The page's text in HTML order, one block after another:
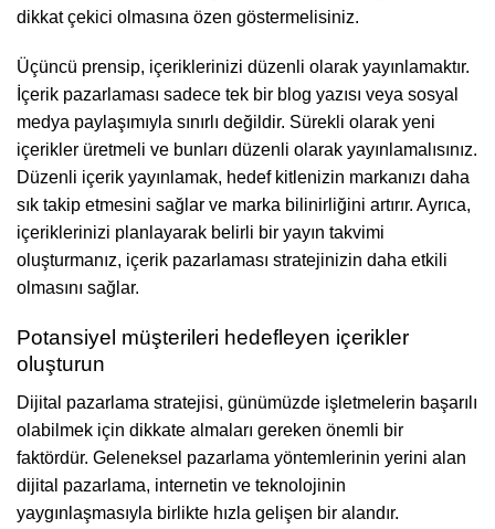
dikkat çekici olmasına özen göstermelisiniz.
Üçüncü prensip, içeriklerinizi düzenli olarak yayınlamaktır.
İçerik pazarlaması sadece tek bir blog yazısı veya sosyal
medya paylaşımıyla sınırlı değildir. Sürekli olarak yeni
içerikler üretmeli ve bunları düzenli olarak yayınlamalısınız.
Düzenli içerik yayınlamak, hedef kitlenizin markanızı daha
sık takip etmesini sağlar ve marka bilinirliğini artırır. Ayrıca,
içeriklerinizi planlayarak belirli bir yayın takvimi
oluşturmanız, içerik pazarlaması stratejinizin daha etkili
olmasını sağlar.
Potansiyel müşterileri hedefleyen içerikler
oluşturun
Dijital pazarlama stratejisi, günümüzde işletmelerin başarılı
olabilmek için dikkate almaları gereken önemli bir
faktördür. Geleneksel pazarlama yöntemlerinin yerini alan
dijital pazarlama, internetin ve teknolojinin
yaygınlaşmasıyla birlikte hızla gelişen bir alandır.